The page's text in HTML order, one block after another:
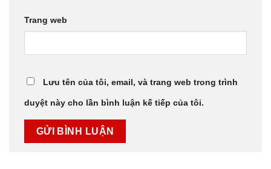
Trang web
Lưu tên của tôi, email, và trang web trong trình
duyệt này cho lần bình luận kế tiếp của tôi.